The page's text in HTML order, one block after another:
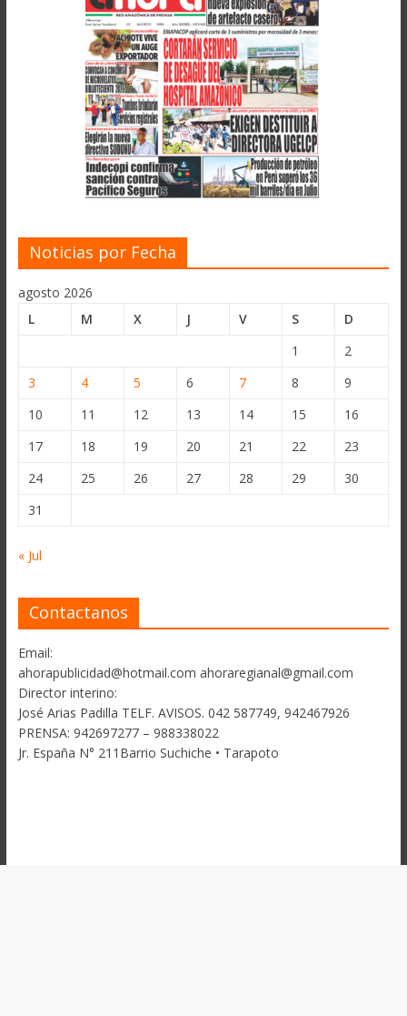
Noticias por Fecha
agosto 2026
L
M X J V S
D
1
2
3
4 5 6 7 8
9
10
11 12 13 14 15
16
17
18 19 20 21 22
23
24
25 26 27 28 29
30
31
« Jul
Contactanos
Email:
ahorapublicidad@hotmail.com ahoraregianal@gmail.com
Director interino:
José Arias Padilla TELF. AVISOS. 042 587749, 942467926
PRENSA: 942697277 – 988338022
Jr. España N° 211Barrio Suchiche • Tarapoto